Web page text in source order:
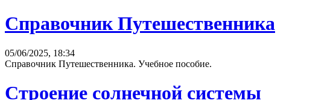
Справочник Путешественника
05/06/2025, 18:34
Справочник Путешественника. Учебное пособие.
Строение солнечной системы